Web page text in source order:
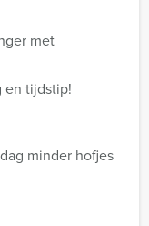
met
en tijdstip!
minder hofjes